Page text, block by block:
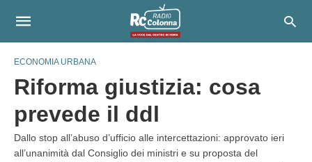
ECONOMIA URBANA
Riforma giustizia: cosa
prevede il ddl
Dallo stop all’abuso d’ufficio alle intercettazioni: approvato ieri
all’unanimità dal Consiglio dei ministri e su proposta del